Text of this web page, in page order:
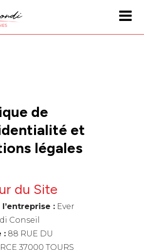
de
et
légales
du Site
: Ever
Conseil
: 88 RUE DU
37000 TOURS